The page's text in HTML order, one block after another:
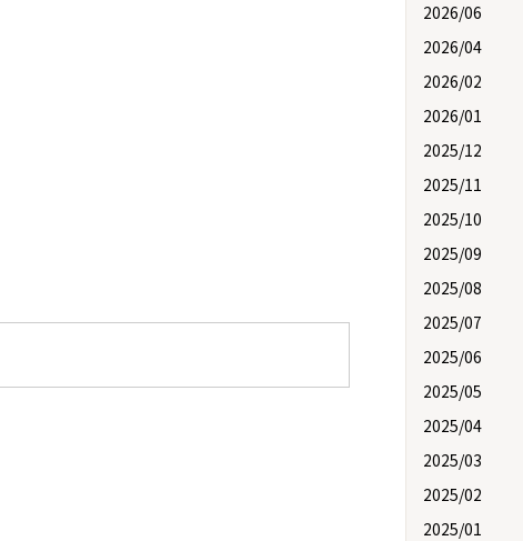
2026/06
2026/04
2026/02
2026/01
2025/12
2025/11
2025/10
2025/09
2025/08
2025/07
2025/06
2025/05
2025/04
2025/03
2025/02
2025/01